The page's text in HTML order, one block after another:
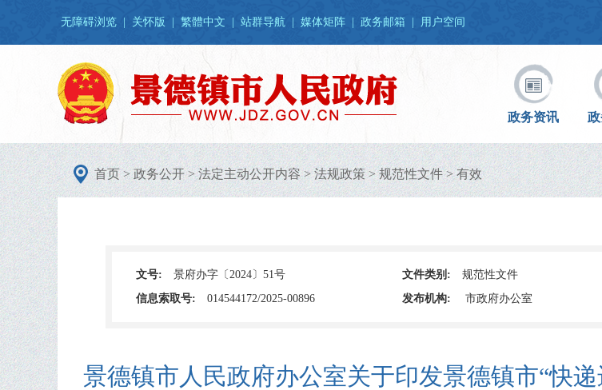
无障碍浏览 关怀版 繁體中文 站群导航 媒体矩阵 政务邮箱 用户空间
政务资讯
首页>政务公开>法定主动公开内容>法规政策>规范性文件> 有效
文号: 景府办字〔2024〕51号 文件类别: 规范性文件
信息索取号:
014544172/2025-00896 发布机构: 市政府办公室
景德镇市人民政府办公室关于印发景德镇市“快